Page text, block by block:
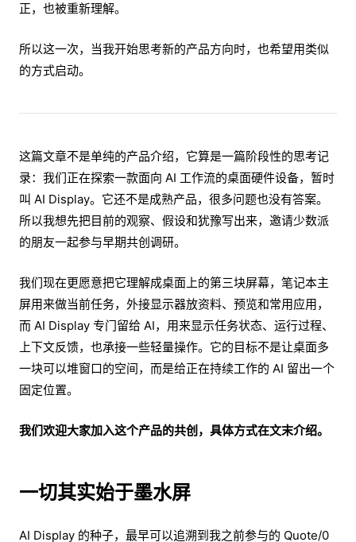
正，也被重新理解。
所以这一次，当我开始思考新的产品方向时，也希望用类似
的方式启动。
这篇文章不是单纯的产品介绍，它算是一篇阶段性的思考记
录：我们正在探索一款面向 AI 工作流的桌面硬件设备，暂时
叫 AI Display。它还不是成熟产品，很多问题也没有答案。
所以我想先把目前的观察、假设和犹豫写出来，邀请少数派
的朋友一起参与早期共创调研。
我们现在更愿意把它理解成桌面上的第三块屏幕，笔记本主
屏用来做当前任务，外接显示器放资料、预览和常用应用，
而 AI Display 专门留给 AI，用来显示任务状态、运行过程、
上下文反馈，也承接一些轻量操作。它的目标不是让桌面多
一块可以堆窗口的空间，而是给正在持续工作的 AI 留出一个
固定位置。
我们欢迎大家加入这个产品的共创，具体方式在文末介绍。
一切其实始于墨水屏
AI Display 的种子，最早可以追溯到我之前参与的 Quote/0